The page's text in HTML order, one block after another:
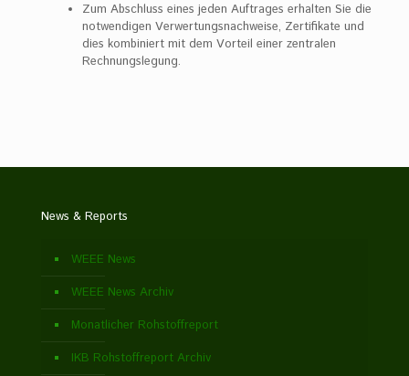
Zum Abschluss eines jeden Auftrages erhalten Sie die
notwendigen Verwertungsnachweise, Zertifikate und
dies kombiniert mit dem Vorteil einer zentralen
Rechnungslegung.
News & Reports
WEEE News
WEEE News Archiv
Monatlicher Rohstoffreport
IKB Rohstoffreport Archiv